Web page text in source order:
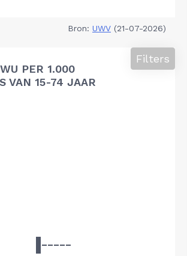
Bron: UWV (21-07-2026)
PER 1.000
VAN 15-74 JAAR
Filters